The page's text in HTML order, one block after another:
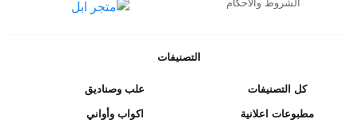
الشروط والأحكام
التصنيفات
كل التصنيفات علب وصناديق
مطبوعات اعلانية اكواب وأواني